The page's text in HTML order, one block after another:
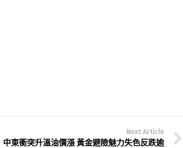
Next Article
中東衝突升溫油價漲 黃金避險魅力失色反跌逾